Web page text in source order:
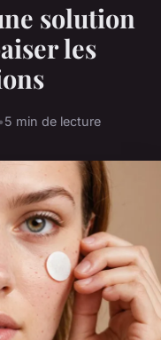
solution
les
•5 min de lecture